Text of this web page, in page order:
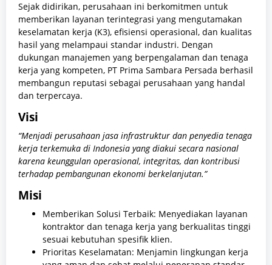
Sejak didirikan, perusahaan ini berkomitmen untuk
memberikan layanan terintegrasi yang mengutamakan
keselamatan kerja (K3), efisiensi operasional, dan kualitas
hasil yang melampaui standar industri. Dengan
dukungan manajemen yang berpengalaman dan tenaga
kerja yang kompeten, PT Prima Sambara Persada berhasil
membangun reputasi sebagai perusahaan yang handal
dan terpercaya.
Visi
“Menjadi perusahaan jasa infrastruktur dan penyedia tenaga
kerja terkemuka di Indonesia yang diakui secara nasional
karena keunggulan operasional, integritas, dan kontribusi
terhadap pembangunan ekonomi berkelanjutan.”
Misi
Memberikan Solusi Terbaik: Menyediakan layanan
kontraktor dan tenaga kerja yang berkualitas tinggi
sesuai kebutuhan spesifik klien.
Prioritas Keselamatan: Menjamin lingkungan kerja